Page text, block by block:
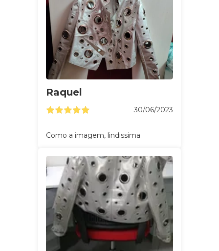
Raquel
30/06/2023
Como a imagem, lindissima